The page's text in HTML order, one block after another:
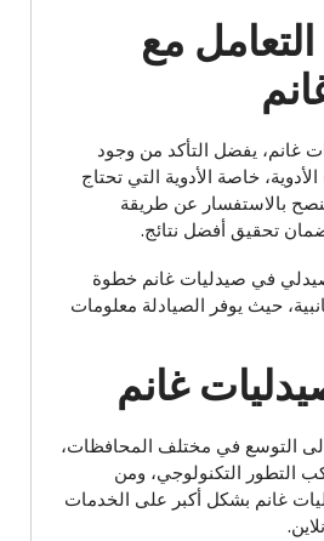
مع
غانم، يفضل التأكد من وجود
خاصة الأدوية التي تحتاج
بالاستفسار عن طريقة
تحقيق أفضل نتائج.
في صيدليات غانم خطوة
حيث يوفر الصيادلة معلومات
غانم
التوسع في مختلف المحافظات،
التطور التكنولوجي، ومن
غانم بشكل أكبر على الخدمات